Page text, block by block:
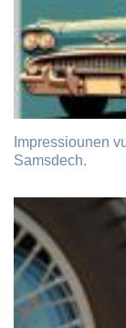
Impressiounen
Samsdech.